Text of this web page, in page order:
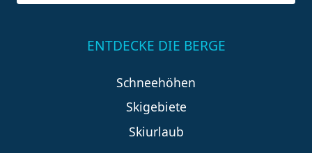
ENTDECKE DIE BERGE
Schneehöhen
Skigebiete
Skiurlaub